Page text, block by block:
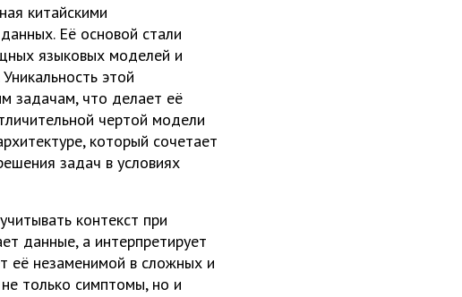
китайскими
Её основой стали
языковых моделей и
этой
задачам, что делает её
чертой модели
который сочетает
задач в условиях
контекст при
данные, а интерпретирует
её незаменимой в сложных и
только симптомы, но и